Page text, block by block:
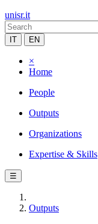
unisr.it
IT EN
×
Home
People
Outputs
Organizations
Expertise & Skills
☰
Outputs